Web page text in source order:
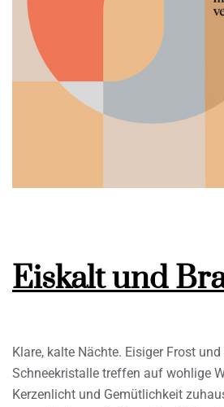
Eiskalt und
Klare, kalte Nächte. Eisiger Frost
Schneekristalle treffen auf wohlige
Kerzenlicht und Gemütlichkeit